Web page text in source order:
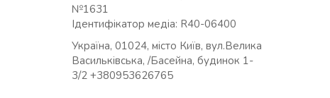
№1631
Ідентифікатор медіа: R40-06400
Україна, 01024, місто Київ, вул.Велика
Васильківська, /Басейна, будинок 1-
3/2 +380953626765